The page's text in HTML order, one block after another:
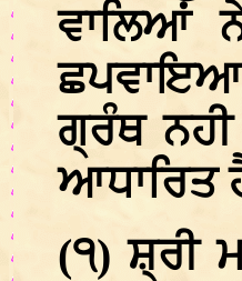
ਵਾਲਿਆਂ
ਗ੍ਰੰਥ
ਆਧਾਰਿਤ
(੧) ਸ਼੍ਰੀ